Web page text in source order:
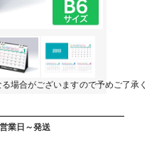
場合がございますので予めご了承
業日～発送